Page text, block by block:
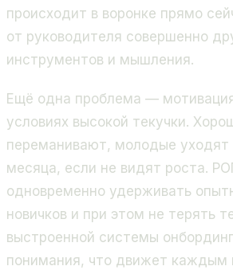
происходит в воронке прямо
от руководителя совершенно
инструментов и мышления.
Ещё одна проблема —
условиях высокой текучки.
переманивают, молодые уходят
месяца, если не видят роста.
одновременно удерживать
новичков и при этом не терять
выстроенной системы
понимания, что движет каждым